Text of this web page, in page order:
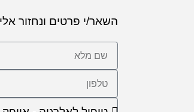
השאר/י פרטים ונחזור